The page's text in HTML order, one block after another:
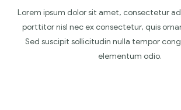
Lorem ipsum dolor sit amet, consectetur
porttitor nisl nec ex consectetur, quis
Sed suscipit sollicitudin nulla tempor
elementum odio.